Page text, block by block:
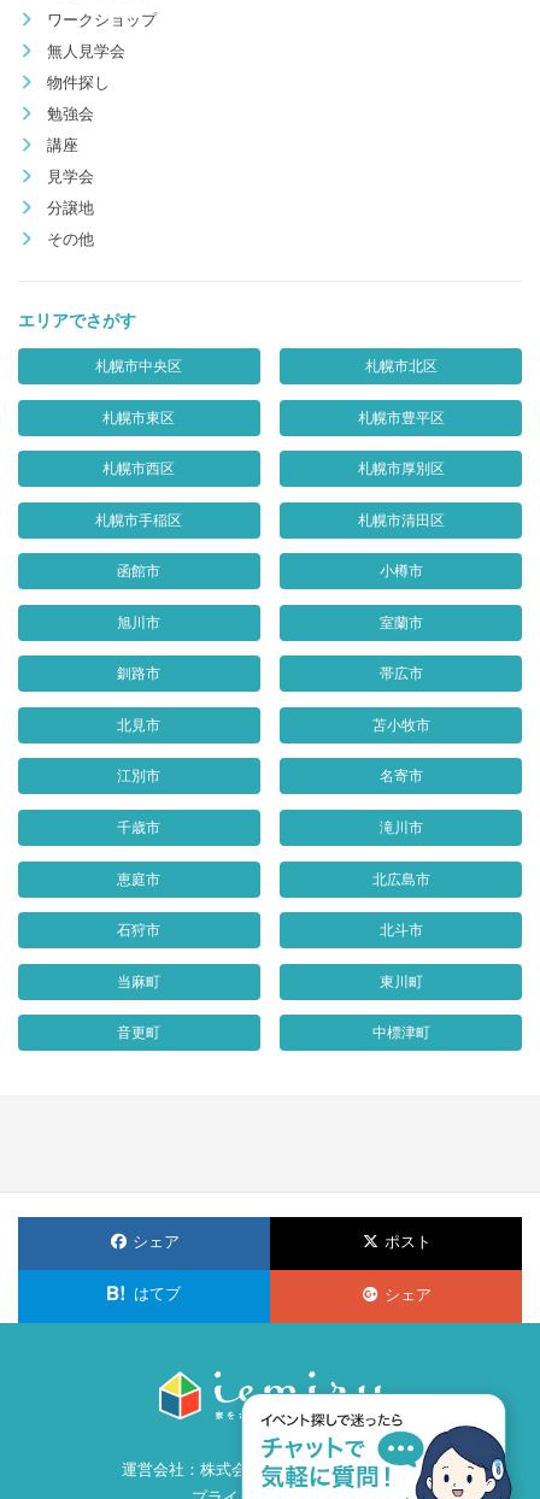
ワークショップ
無人見学会
物件探し
勉強会
講座
見学会
分譲地
その他
エリアでさがす
札幌市中央区 札幌市北区
札幌市東区 札幌市豊平区
札幌市西区 札幌市厚別区
札幌市手稲区 札幌市清田区
函館市 小樽市
旭川市 室蘭市
釧路市 帯広市
北見市 苫小牧市
江別市 名寄市
千歳市 滝川市
恵庭市 北広島市
石狩市 北斗市
当麻町 東川町
音更町 中標津町
シェア ポスト
はてブ シェア
運営会社： 株式会社ビズ・クリエイション